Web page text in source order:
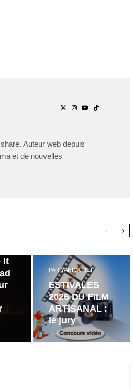
Auteur web depuis
et de nouvelles
It
PARYANICK RUF
ESTIVALES
2026 DU FILM
ARTISANAL :
le jury